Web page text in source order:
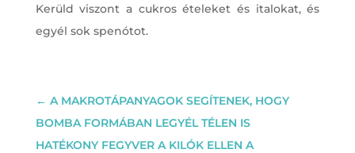
Kerüld viszont a cukros ételeket és italokat, és
egyél sok spenótot.
← A MAKROTÁPANYAGOK SEGÍTENEK, HOGY
BOMBA FORMÁBAN LEGYÉL TÉLEN IS
HATÉKONY FEGYVER A KILÓK ELLEN A